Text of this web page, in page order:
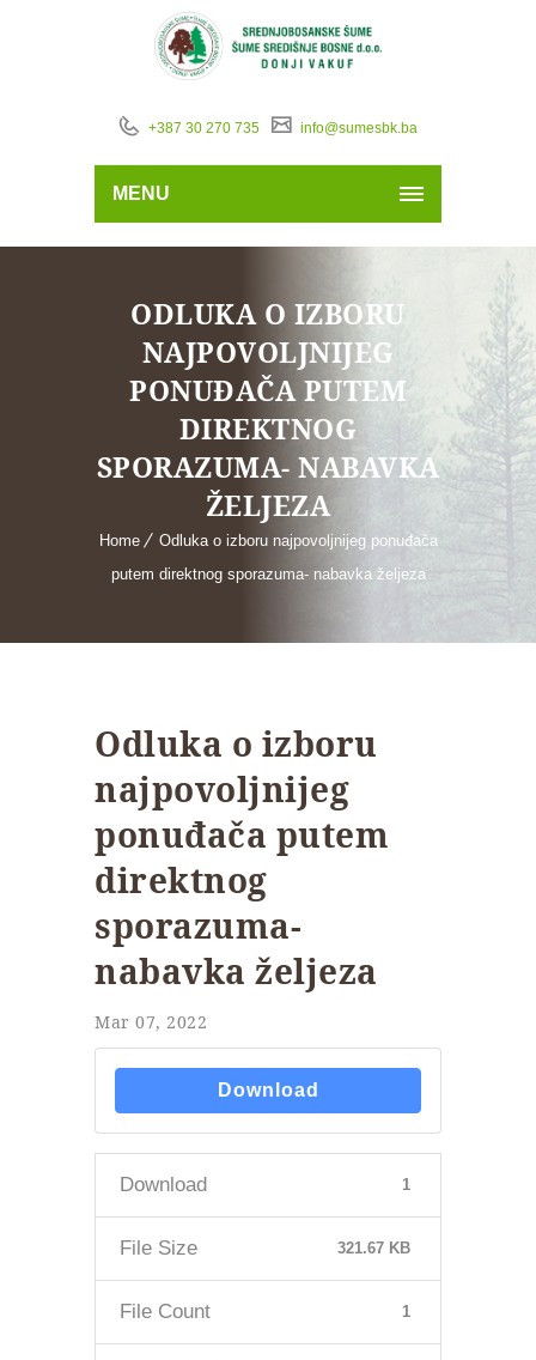
+387 30 270 735 info@sumesbk.ba
MENU
ODLUKA O IZBORU
NAJPOVOLJNIJEG
PONUĐAČA PUTEM
DIREKTNOG
SPORAZUMA- NABAVKA
ŽELJEZA
Home
Odluka o izboru najpovoljnijeg ponuđača
putem direktnog sporazuma- nabavka željeza
Odluka o izboru
najpovoljnijeg
ponuđača putem
direktnog
sporazuma-
nabavka željeza
Mar 07, 2022
Download
Download 1
File Size 321.67 KB
File Count 1